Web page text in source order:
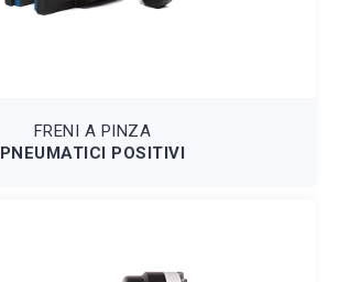
FRENI A PINZA
PNEUMATICI POSITIVI